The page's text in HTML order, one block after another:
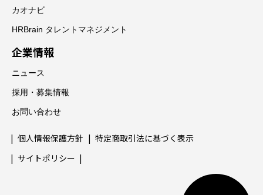
カオナビ
HRBrain タレントマネジメント
企業情報
ニュース
採用・募集情報
お問い合わせ
個人情報保護方針
特定商取引法に基づく表示
サイトポリシー